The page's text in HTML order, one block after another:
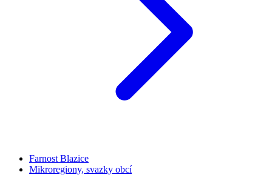
Farnost Blazice
Mikroregiony, svazky obcí